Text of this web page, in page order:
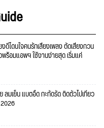
ดีโดนใจคนรักเสียงเพลง ตัดเสียงกวน
ร้อมแอพฯ ใช้งานง่ายสุด เริ่มแค่
มเย็น แบตอึด กะทัดรัด ติดตัวไปเที่ยว